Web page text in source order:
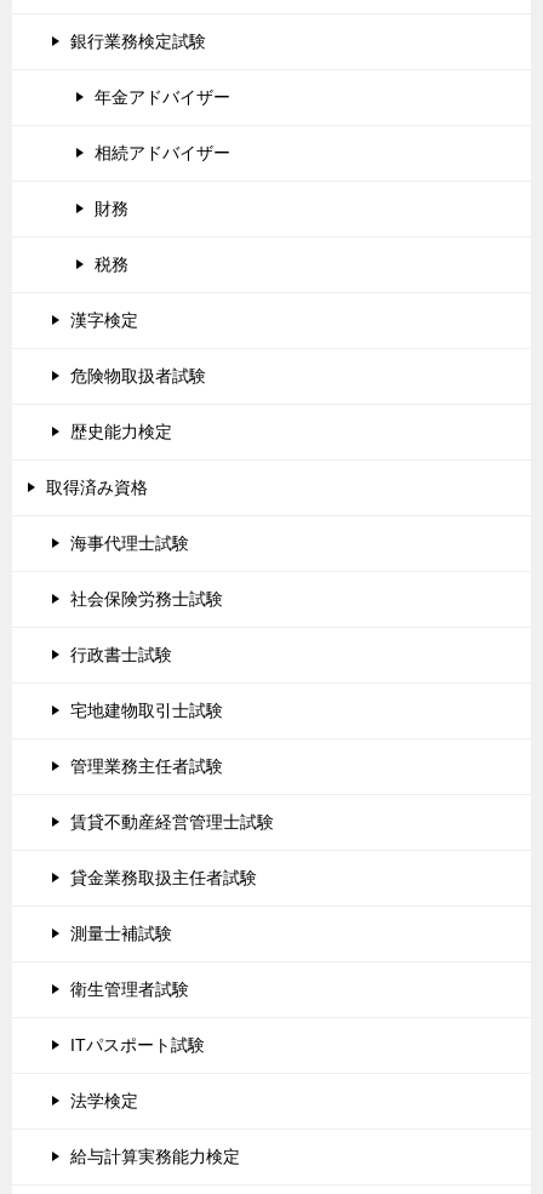
銀行業務検定試験
年金アドバイザー
相続アドバイザー
財務
税務
漢字検定
危険物取扱者試験
歴史能力検定
取得済み資格
海事代理士試験
社会保険労務士試験
行政書士試験
宅地建物取引士試験
管理業務主任者試験
賃貸不動産経営管理士試験
貸金業務取扱主任者試験
測量士補試験
衛生管理者試験
ITパスポート試験
法学検定
給与計算実務能力検定